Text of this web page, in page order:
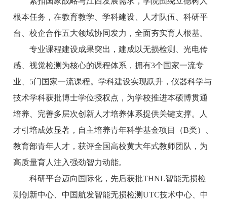
根本任务，在教育教学、学科建设、人才队伍、科研平
台、校企合作五大领域协同发力，全面夯实育人根基。
专业课程建设成果突出，建成以无损检测、光电传
感、视觉检测为核心的课程体系，拥有3个国家一流专
业、5门国家一流课程。学科建设实现跃升，仪器科学与
技术学科获批博士学位授权点，为学校推进本硕博贯通
培养、完善多层次创新人才培养体系提供关键支撑。人
才引培成效显著，自主培养青年科学基金项目（B类）、
教育部青年人才，获评全国高校黄大年式教师团队，为
高质量育人注入强劲智力动能。
科研平台迈向国际化，先后获批THNL智能无损检
测创新中心、中国航发智能无损检测UTC技术中心、中